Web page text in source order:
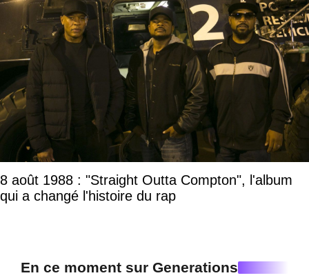
8 août 1988 : "Straight Outta Compton", l'album
qui a changé l'histoire du rap
En ce moment sur Generations